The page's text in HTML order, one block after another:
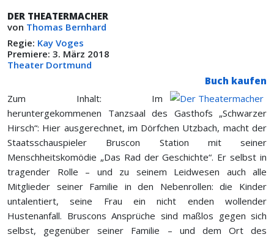
DER THEATERMACHER
von Thomas Bernhard
Regie: Kay Voges
Premiere: 3. März 2018
Theater Dortmund
Buch kaufen
Zum Inhalt: Im
heruntergekommenen Tanzsaal des Gasthofs „Schwarzer
Hirsch“: Hier ausgerechnet, im Dörfchen Utzbach, macht der
Staatsschauspieler Bruscon Station mit seiner
Menschheitskomödie „Das Rad der Geschichte“. Er selbst in
tragender Rolle – und zu seinem Leidwesen auch alle
Mitglieder seiner Familie in den Nebenrollen: die Kinder
untalentiert, seine Frau ein nicht enden wollender
Hustenanfall. Bruscons Ansprüche sind maßlos gegen sich
selbst, gegenüber seiner Familie – und dem Ort des